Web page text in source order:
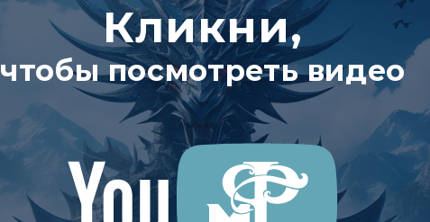
Кликни,
чтобы посмотреть видео